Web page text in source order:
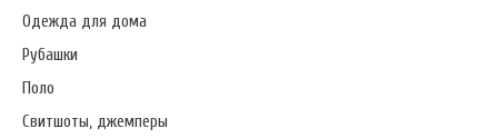
Одежда для дома
Рубашки
Поло
Свитшоты, джемперы